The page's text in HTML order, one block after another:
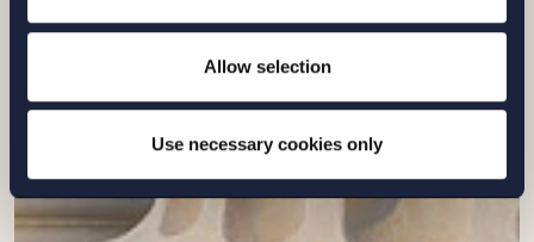
Allow selection
Use necessary cookies only
Relaterade nyheter